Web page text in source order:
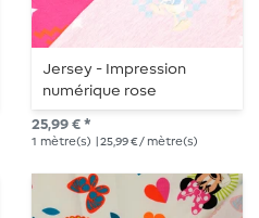
Jersey - Impression
numérique rose
25,99 € *
1 mètre(s) | 25,99 € / mètre(s)